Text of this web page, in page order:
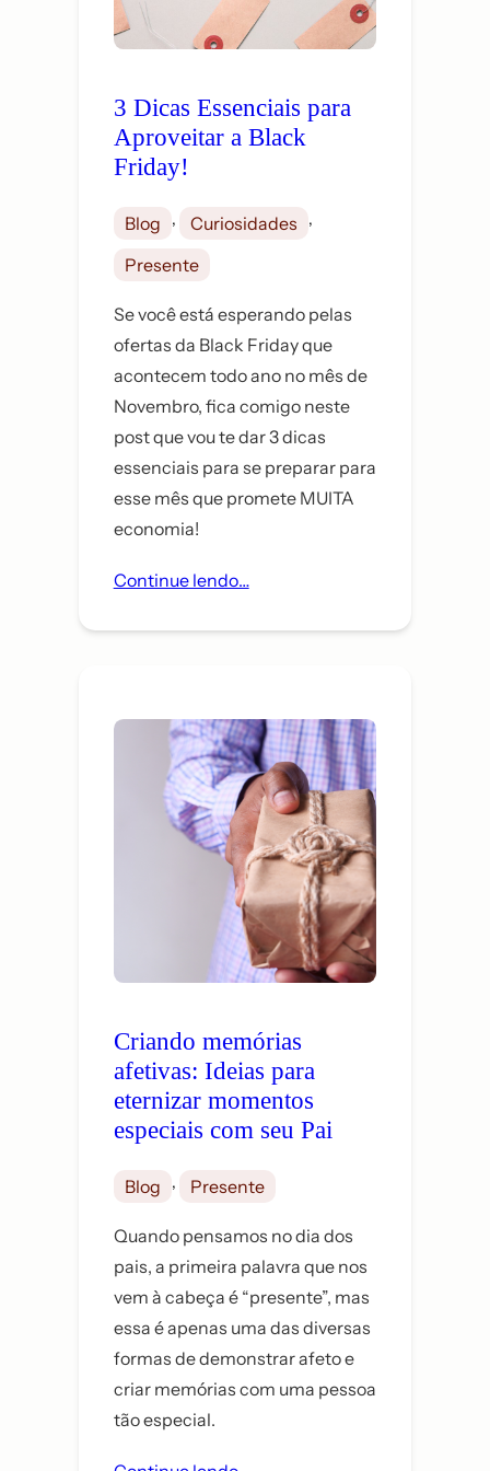
3 Dicas Essenciais para
Aproveitar a Black
Friday!
Blog , Curiosidades ,
Presente
Se você está esperando pelas
ofertas da Black Friday que
acontecem todo ano no mês de
Novembro, fica comigo neste
post que vou te dar 3 dicas
essenciais para se preparar para
esse mês que promete MUITA
economia!
Continue lendo…
Criando memórias
afetivas: Ideias para
eternizar momentos
especiais com seu Pai
Blog , Presente
Quando pensamos no dia dos
pais, a primeira palavra que nos
vem à cabeça é “presente”, mas
essa é apenas uma das diversas
formas de demonstrar afeto e
criar memórias com uma pessoa
tão especial.